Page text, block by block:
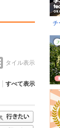
タイル表示
すべて表示
チ